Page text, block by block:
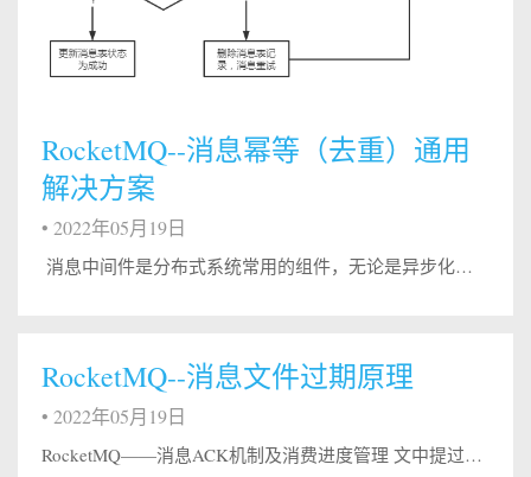
RocketMQ--消息幂等（去重）通用
解决方案
• 2022年05月19日
​ 消息中间件是分布式系统常用的组件，无论是异步化、解耦、削峰等都有广泛的应用价值。我们通常会认为，消息中间件是一个可靠的组件——这里所谓的可靠是指，只要我把消息成功投递到了消息中间件，消息就不会丢失，即消息肯定会至少保证消息能被消费者成功消费一次，这是消息中间件最基本的特性之一，也就是我们常说的“AT LEAST ONCE”，即消息至少会被“成功消费一遍”。 ​ ...
RocketMQ--消息文件过期原理
• 2022年05月19日
RocketMQ——消息ACK机制及消费进度管理 文中提过，所有的消费均是客户端发起Pull请求的，告诉消息的offset位置，broker去查询并返回。但是有一点需要非常明确的是，消息消费后，消息其实并没有物理地被清除，这是一个非常特殊的设计。本文来探索此设计的一些细节。 消费完后的消息去哪里了？消息的存储是一直存在于CommitLog中的。而由于CommitLog是以文件为单位（而非消息...